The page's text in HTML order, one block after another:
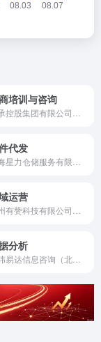
培训与咨询
代发
运营
分析